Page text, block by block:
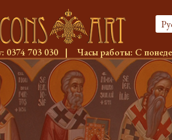
0374 703 030 | Часы работы: С